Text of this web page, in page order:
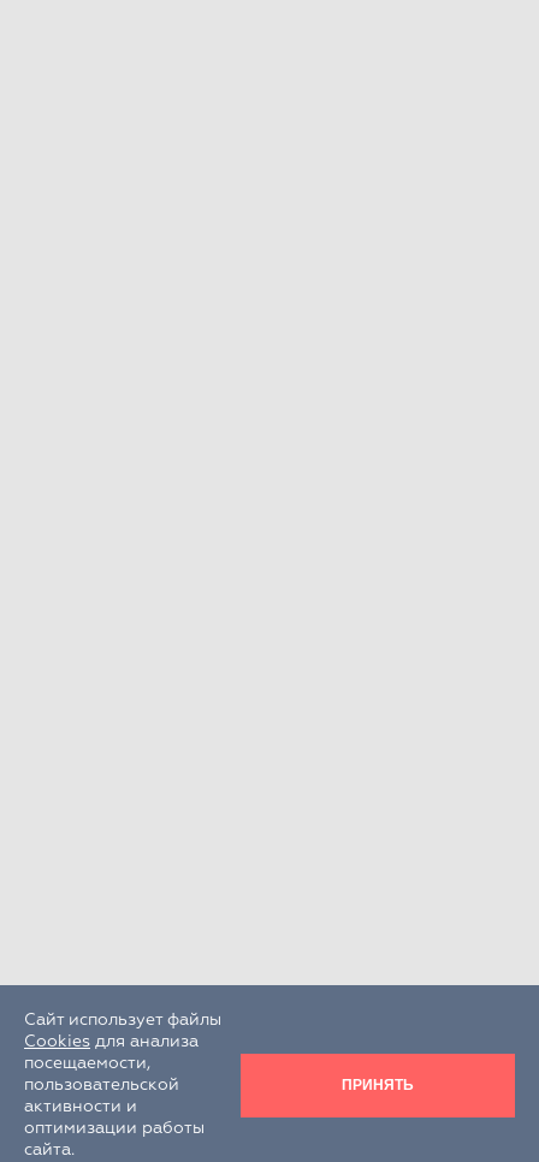
Сайт использует файлы
Cookies для анализа
посещаемости,
пользовательской
активности и
оптимизации работы
сайта.
ПРИНЯТЬ